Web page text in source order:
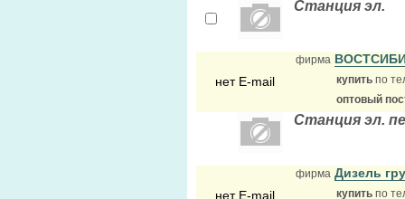
Станция эл.
нет E-mail
фирма
купить по
оптовый
Станция эл.
нет E-mail
фирма Дизель
купить по